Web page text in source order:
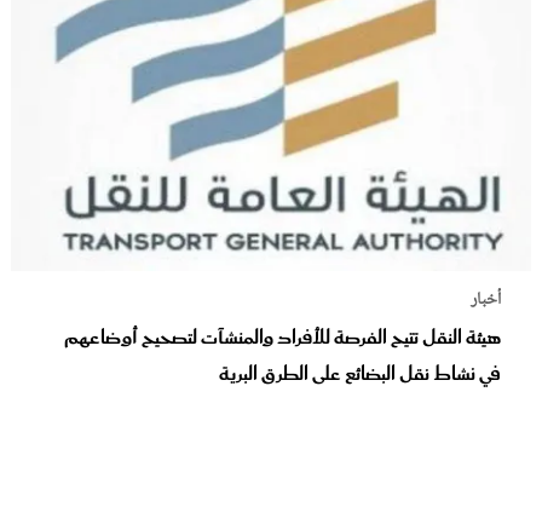
أخبار
هيئة النقل تتيح الفرصة للأفراد والمنشآت لتصحيح أوضاعهم
في نشاط نقل البضائع على الطرق البرية